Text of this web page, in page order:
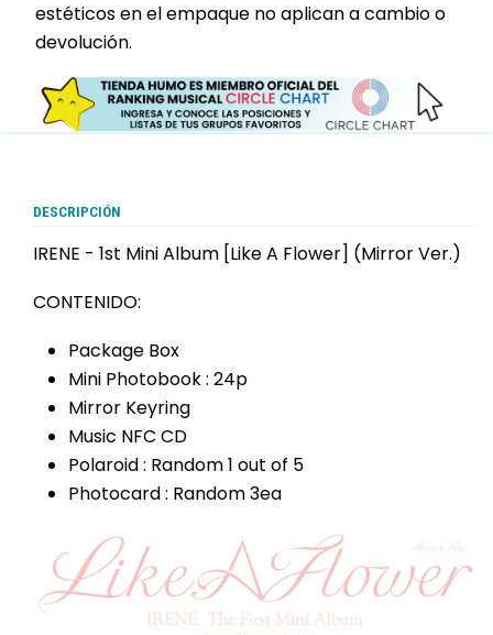
estéticos en el empaque no aplican a cambio o
devolución.
DESCRIPCIÓN
IRENE - 1st Mini Album [Like A Flower] (Mirror Ver.)
CONTENIDO:
Package Box
Mini Photobook : 24p
Mirror Keyring
Music NFC CD
Polaroid : Random 1 out of 5
Photocard : Random 3ea